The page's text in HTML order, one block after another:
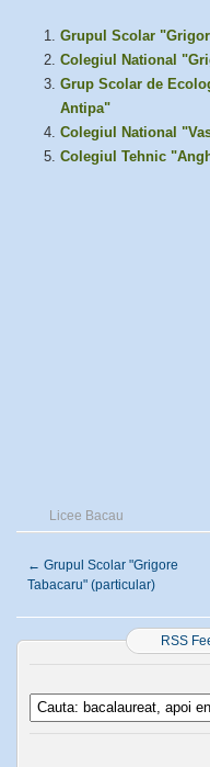
Grupul Scolar
Colegiul National
Grup Scolar de
Antipa"
Colegiul National
Colegiul Tehnic
Licee Bacau
← Grupul Scolar "Grigore
Tabacaru" (particular)
RSS